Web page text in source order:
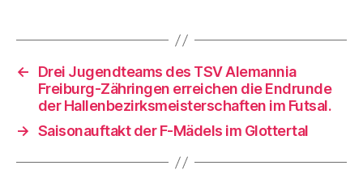
←
Drei Jugendteams des TSV Alemannia
Freiburg-Zähringen erreichen die Endrunde
der Hallenbezirksmeisterschaften im Futsal.
→ Saisonauftakt der F-Mädels im Glottertal